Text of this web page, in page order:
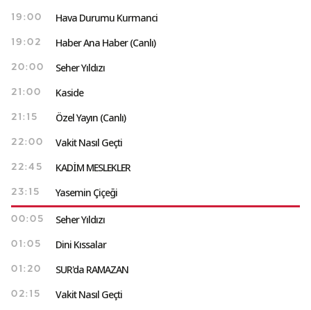
19:00 Hava Durumu Kurmanci
19:02 Haber Ana Haber (Canlı)
20:00 Seher Yıldızı
21:00 Kaside
21:15 Özel Yayın (Canlı)
22:00 Vakit Nasıl Geçti
22:45 KADİM MESLEKLER
23:15 Yasemin Çiçeği
00:05 Seher Yıldızı
01:05 Dini Kıssalar
01:20 SUR'da RAMAZAN
02:15 Vakit Nasıl Geçti